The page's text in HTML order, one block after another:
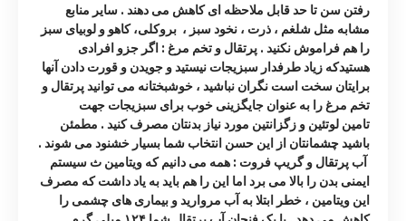
رفتن سن تا حد قابل ملاحظه ای کاهش می دهند . سایر منابع
مشابه مثل شلغم ، ذرت ، نخود سبز ، بروکلی، کاهو و لوبیای سبز
را هم فراموش نکنید . پرتقال و تخم مرغ : اگر جزو افرادی
هستیدکه زیاد طرفدار سبزیجات نیستید و جویدن و قورت دادن آنها
برایتان سخت است نگران نباشید ، خوشبختانه می توانید پرتقال و
تخم مرغ را به عنوان جایگزینی خوب برای سبزیجات جهت
تامین لوتئین و زگزانتین مورد نیاز بدنتان مصرف کنید . مطمئن
باشید چشمانتان از این حسن انتخاب شما بسیار خشنود می شوند .
آب پرتقال و گریپ فروت : همه می دانیم که ویتامین ث سیستم
ایمنی بدن را بالا می برد اما این را هم باید به یاد داشت که مصرف
این ویتامین ، خطر ابتلا به آب مروارید و بیماری های چشمی را